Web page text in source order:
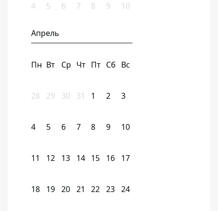
4 5 6 7 8 9 10
Апрель
Пн Вт Ср Чт Пт Сб Вс
28 29 30 31 1 2 3
4 5 6 7 8 9 10
11 12 13 14 15 16 17
18 19 20 21 22 23 24